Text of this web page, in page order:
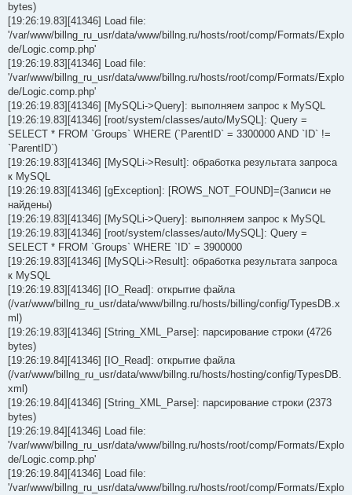
bytes)
[19:26:19.83][41346] Load file:
'/var/www/billng_ru_usr/data/www/billng.ru/hosts/root/comp/Formats/Explo
de/Logic.comp.php'
[19:26:19.83][41346] Load file:
'/var/www/billng_ru_usr/data/www/billng.ru/hosts/root/comp/Formats/Explo
de/Logic.comp.php'
[19:26:19.83][41346] [MySQLi->Query]: выполняем запрос к MySQL
[19:26:19.83][41346] [root/system/classes/auto/MySQL]: Query =
SELECT * FROM `Groups` WHERE (`ParentID` = 3300000 AND `ID` !=
`ParentID`)
[19:26:19.83][41346] [MySQLi->Result]: обработка результата запроса
к MySQL
[19:26:19.83][41346] [gException]: [ROWS_NOT_FOUND]=(Записи не
найдены)
[19:26:19.83][41346] [MySQLi->Query]: выполняем запрос к MySQL
[19:26:19.83][41346] [root/system/classes/auto/MySQL]: Query =
SELECT * FROM `Groups` WHERE `ID` = 3900000
[19:26:19.83][41346] [MySQLi->Result]: обработка результата запроса
к MySQL
[19:26:19.83][41346] [IO_Read]: открытие файла
(/var/www/billng_ru_usr/data/www/billng.ru/hosts/billing/config/TypesDB.x
ml)
[19:26:19.83][41346] [String_XML_Parse]: парсирование строки (4726
bytes)
[19:26:19.84][41346] [IO_Read]: открытие файла
(/var/www/billng_ru_usr/data/www/billng.ru/hosts/hosting/config/TypesDB.
xml)
[19:26:19.84][41346] [String_XML_Parse]: парсирование строки (2373
bytes)
[19:26:19.84][41346] Load file:
'/var/www/billng_ru_usr/data/www/billng.ru/hosts/root/comp/Formats/Explo
de/Logic.comp.php'
[19:26:19.84][41346] Load file:
'/var/www/billng_ru_usr/data/www/billng.ru/hosts/root/comp/Formats/Explo